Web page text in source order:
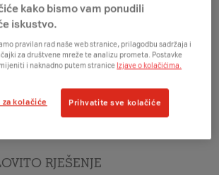
idealna su usluga za vas ako
odjel i stručnjake ili se maksimalno
temeljnom poslovanju. Usluga
aktivnosti A1 stručnjaka, koje vam
RJEŠENJE
kako bismo vam ponudili
iskustvo.
pravilan rad naše web stranice, prilagodbu sadržaja i
za društvene mreže te analizu prometa. Postavke
i naknadno putem stranice Izjave o kolačićima.
kolačiće Prihvatite sve kolačiće